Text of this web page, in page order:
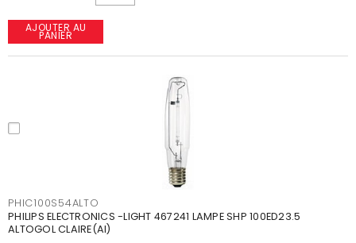
AJOUTER AU
PANIER
PHIC100S54ALTO
PHILIPS ELECTRONICS -LIGHT 467241 LAMPE SHP 100ED23.5
ALTOGOL CLAIRE(AI)